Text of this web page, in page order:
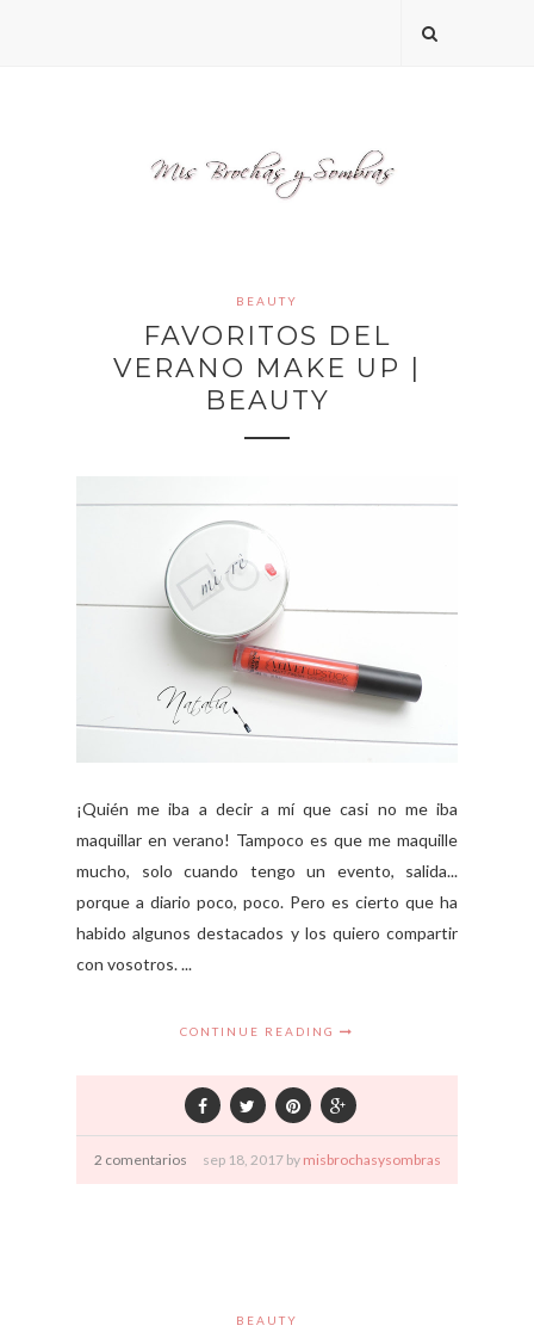
BEAUTY
FAVORITOS DEL
VERANO MAKE UP |
BEAUTY
¡Quién me iba a decir a mí que casi no me iba
maquillar en verano! Tampoco es que me maquille
mucho, solo cuando tengo un evento, salida...
porque a diario poco, poco. Pero es cierto que ha
habido algunos destacados y los quiero compartir
con vosotros. ...
CONTINUE READING
2 comentarios sep 18, 2017 by misbrochasysombras
BEAUTY